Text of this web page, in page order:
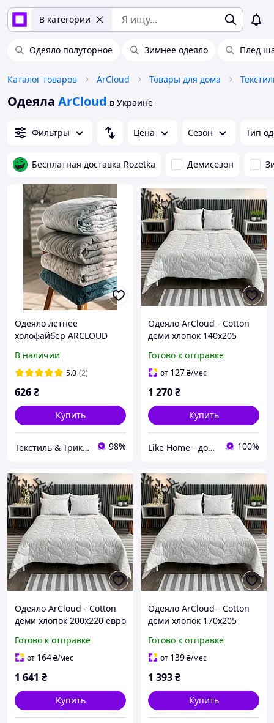
В категории
Одеяло полуторное Зимнее одеяло Плед
Каталог товаров ArCloud Товары для дома
Одеяла ArCloud в Украине
Фильтры Цена Сезон Тип
Бесплатная доставка Rozetka Демисезон
Одеяло летнее
холофайбер ARCLOUD
В наличии
5.0 (2)
626₴
Купить
Текстиль & Трикотаж — текстиль для всей семьи 98%
Одеяло ArCloud - Cotton
деми хлопок 140x205
Готово к отправке
от 127₴/мес
1 270₴
Купить
Like Home - домашний уют для всей семьи. Будьте как дома 🤗 100%
Одеяло ArCloud - Cotton
деми хлопок 200x220 евро
Готово к отправке
от 164₴/мес
1 641 ₴
Купить
Одеяло ArCloud - Cotton
деми хлопок 170x205
Готово к отправке
от 139₴/мес
1 393₴
Купить